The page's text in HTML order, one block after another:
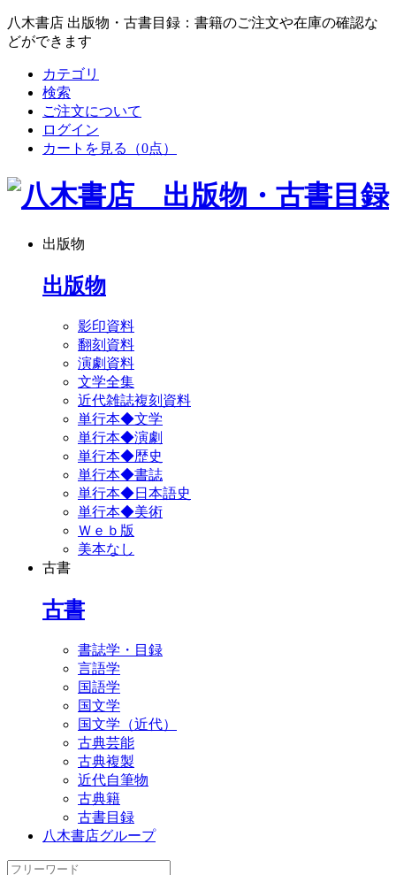
八木書店 出版物・古書目録：書籍のご注文や在庫の確認な
どができます
カテゴリ
検索
ご注文について
ログイン
カートを見る
（0点）
出版物
出版物
影印資料
翻刻資料
演劇資料
文学全集
近代雑誌複刻資料
単行本◆文学
単行本◆演劇
単行本◆歴史
単行本◆書誌
単行本◆日本語史
単行本◆美術
Ｗｅｂ版
美本なし
古書
古書
書誌学・目録
言語学
国語学
国文学
国文学（近代）
古典芸能
古典複製
近代自筆物
古典籍
古書目録
八木書店グループ